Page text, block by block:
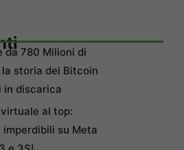
da 780 Milioni di
storia dei Bitcoin
in discarica
al top:
su Meta